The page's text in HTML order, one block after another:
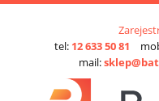
tel: 12 633 50 81
mail: